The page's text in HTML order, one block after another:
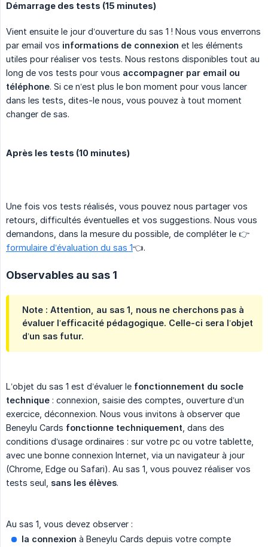
Démarrage des tests (15 minutes)
Vient ensuite le jour d’ouverture du sas 1 ! Nous vous enverrons
par email vos informations de connexion et les éléments
utiles pour réaliser vos tests. Nous restons disponibles tout au
long de vos tests pour vous accompagner par email ou
téléphone. Si ce n’est plus le bon moment pour vous lancer
dans les tests, dites-le nous, vous pouvez à tout moment
changer de sas.
Après les tests (10 minutes)
Une fois vos tests réalisés, vous pouvez nous partager vos
retours, difficultés éventuelles et vos suggestions. Nous vous
demandons, dans la mesure du possible, de compléter le 👉
formulaire d’évaluation du sas 1👈.
Observables au sas 1
Note : Attention, au sas 1, nous ne cherchons pas à
évaluer l’efficacité pédagogique. Celle-ci sera l’objet
d’un sas futur.
L’objet du sas 1 est d’évaluer le fonctionnement du socle
technique : connexion, saisie des comptes, ouverture d’un
exercice, déconnexion. Nous vous invitons à observer que
Beneylu Cards fonctionne techniquement , dans des
conditions d’usage ordinaires : sur votre pc ou votre tablette,
avec une bonne connexion Internet, via un navigateur à jour
(Chrome, Edge ou Safari). Au sas 1, vous pouvez réaliser vos
tests seul, sans les élèves.
Au sas 1, vous devez observer :
la connexion à Beneylu Cards depuis votre compte